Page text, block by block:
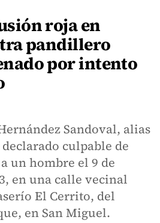
roja en
pandillero
por intento
Sandoval, alias
declarado culpable de
un hombre el 9 de
en una calle vecinal
El Cerrito, del
en San Miguel.